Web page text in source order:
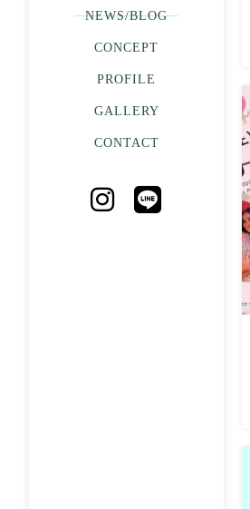
NEWS/BLOG
CONCEPT
PROFILE
GALLERY
CONTACT